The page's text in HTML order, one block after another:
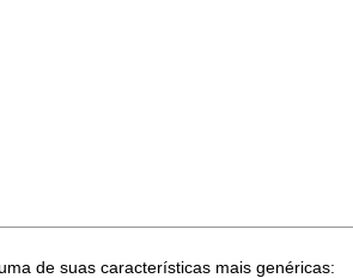
de suas características mais genéricas: